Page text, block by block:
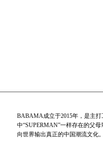
BABAMA成立于2015年，是主
中“SUPERMAN”一样存在的父
向世界输出真正的中国潮流文化。